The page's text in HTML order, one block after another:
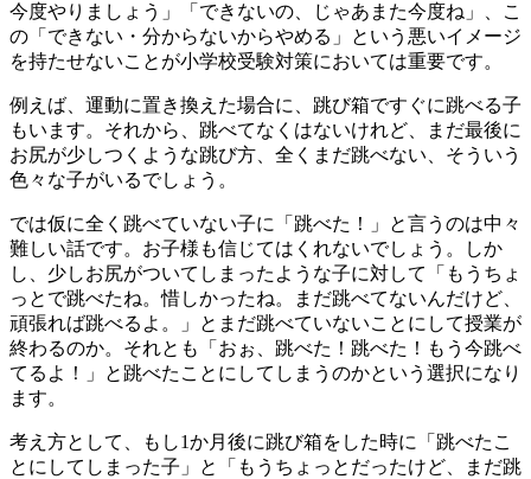
今度やりましょう」「できないの、じゃあまた今度ね」、こ
の「できない・分からないからやめる」という悪いイメージ
を持たせないことが小学校受験対策においては重要です。
例えば、運動に置き換えた場合に、跳び箱ですぐに跳べる子
もいます。それから、跳べてなくはないけれど、まだ最後に
お尻が少しつくような跳び方、全くまだ跳べない、そういう
色々な子がいるでしょう。
では仮に全く跳べていない子に「跳べた！」と言うのは中々
難しい話です。お子様も信じてはくれないでしょう。しか
し、少しお尻がついてしまったような子に対して「もうちょ
っとで跳べたね。惜しかったね。まだ跳べてないんだけど、
頑張れば跳べるよ。」とまだ跳べていないことにして授業が
終わるのか。それとも「おぉ、跳べた！跳べた！もう今跳べ
てるよ！」と跳べたことにしてしまうのかという選択になり
ます。
考え方として、もし1か月後に跳び箱をした時に「跳べたこ
とにしてしまった子」と「もうちょっとだったけど、まだ跳